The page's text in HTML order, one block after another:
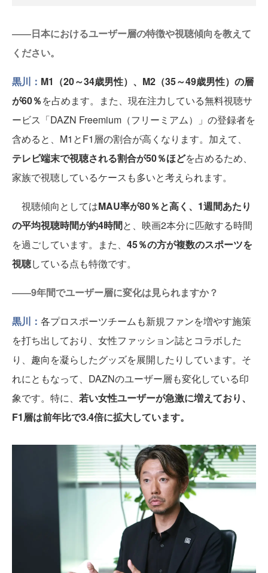
――日本におけるユーザー層の特徴や視聴傾向を教えて
ください。
黒川： M1（20～34歳男性）、M2（35～49歳男性）の層
が60％を占めます。また、現在注力している無料視聴サ
ービス「DAZN Freemium（フリーミアム）」の登録者を
含めると、M1とF1層の割合が高くなります。加えて、
テレビ端末で視聴される割合が50％ほどを占めるため、
家族で視聴しているケースも多いと考えられます。
視聴傾向としてはMAU率が80％と高く、1週間あたり
の平均視聴時間が約4時間と、映画2本分に匹敵する時間
を過ごしています。また、 45％の方が複数のスポーツを
視聴している点も特徴です。
――9年間でユーザー層に変化は見られますか？
黒川： 各プロスポーツチームも新規ファンを増やす施策
を打ち出しており、女性ファッション誌とコラボした
り、趣向を凝らしたグッズを展開したりしています。そ
れにともなって、DAZNのユーザー層も変化している印
象です。特に、 若い女性ユーザーが急激に増えており、
F1層は前年比で3.4倍に拡大しています。